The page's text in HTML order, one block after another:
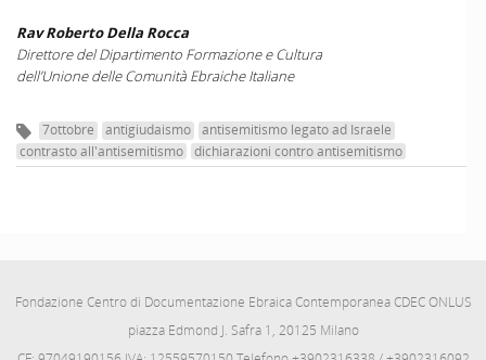
Rav Roberto Della Rocca
Direttore del Dipartimento Formazione e Cultura
dell’Unione delle Comunità Ebraiche Italiane
7ottobre antigiudaismo
antisemitismo legato ad Israele
contrasto all'antisemitismo
dichiarazioni contro antisemitismo
Fondazione Centro di Documentazione Ebraica Contemporanea CDEC ONLUS
piazza Edmond J. Safra 1, 20125 Milano